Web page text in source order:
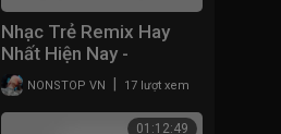
Nhạc Trẻ Remix Hay
Nhất Hiện Nay -
Nonstop Vinahouse
2021 - lk nhac tre remix
2021 Gây Nghiện
NONSTOP VN 17 lượt xem
01:12:49